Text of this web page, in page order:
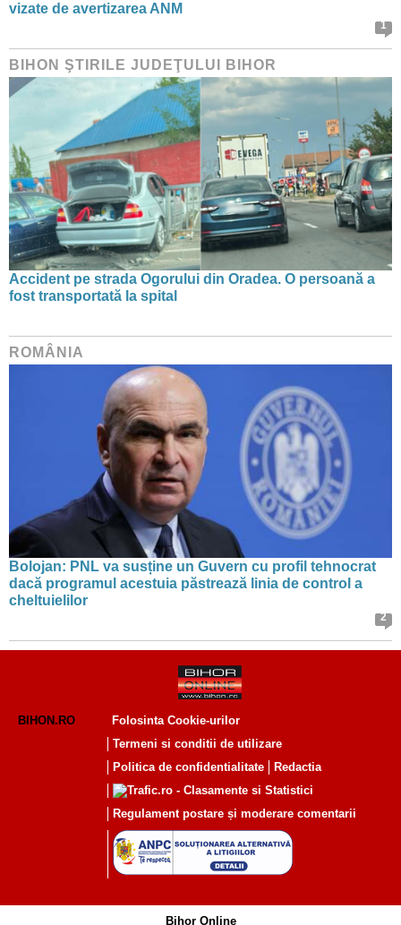
vizate de avertizarea ANM
1
BIHON ŞTIRILE JUDEŢULUI BIHOR
Accident pe strada Ogorului din Oradea. O persoană a
fost transportată la spital
ROMÂNIA
Bolojan: PNL va susține un Guvern cu profil tehnocrat
dacă programul acestuia păstrează linia de control a
cheltuielilor
2
BIHON.RO
Folosinta Cookie-urilor
Termeni si conditii de utilizare
Politica de confidentialitate
Redactia
Regulament postare și moderare comentarii
Bihor Online